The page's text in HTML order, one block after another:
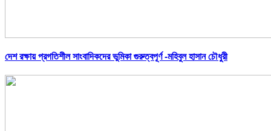
দেশ রক্ষায় প্রগতিশীল সাংবাদিকদের ভুমিকা গুরুত্বপূর্ণ -মহিবুল হাসান চৌধুরী